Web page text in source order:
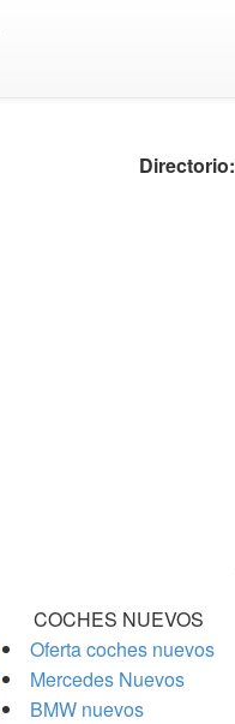
Directorio:
COCHES NUEVOS
Oferta coches nuevos
Mercedes Nuevos
BMW nuevos